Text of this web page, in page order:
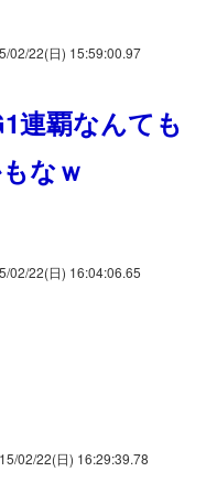
02/22(日) 15:59:00.97
連覇なんても
なｗ
02/22(日) 16:04:06.65
02/22(日) 16:29:39.78